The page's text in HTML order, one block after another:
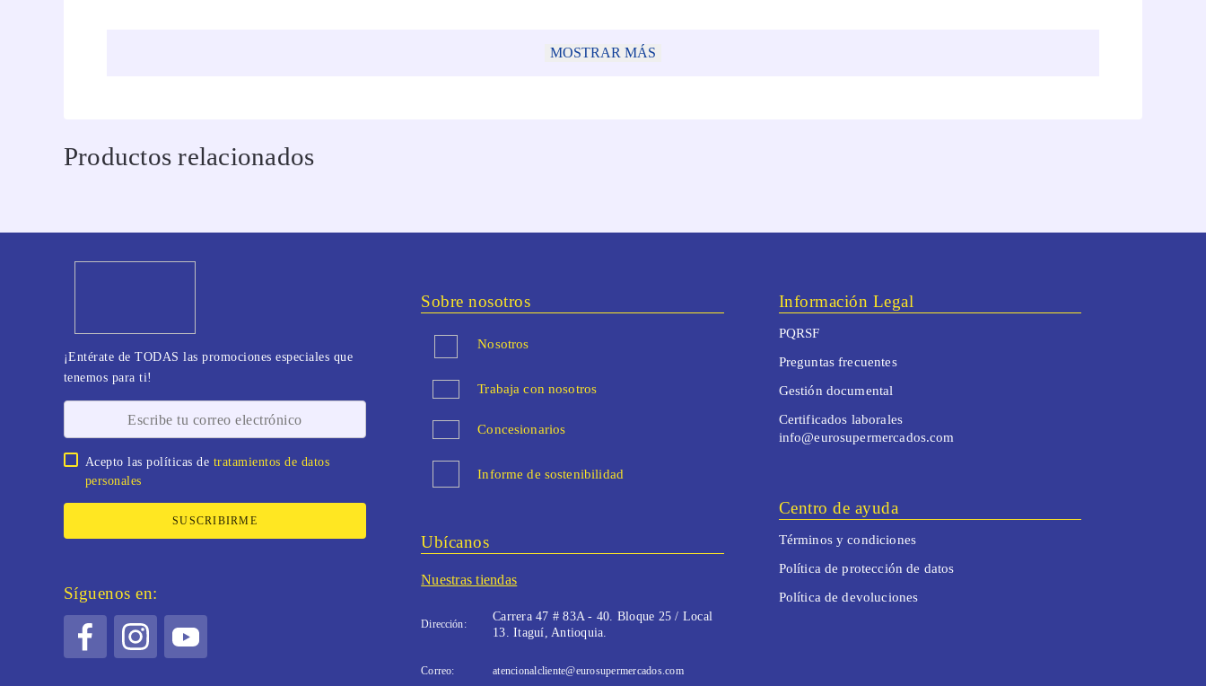
MOSTRAR MÁS
Productos relacionados
¡Entérate de TODAS las promociones especiales que
tenemos para ti!
Acepto las políticas de tratamientos de datos
personales
SUSCRIBIRME
Síguenos en:
Sobre nosotros
Nosotros
Trabaja con nosotros
Concesionarios
Informe de sostenibilidad
Ubícanos
Nuestras tiendas
Dirección:
Carrera 47 # 83A - 40. Bloque 25 / Local
13. Itaguí, Antioquia.
Correo: atencionalcliente@eurosupermercados.com
Información Legal
PQRSF
Preguntas frecuentes
Gestión documental
Certificados laborales
info@eurosupermercados.com
Centro de ayuda
Términos y condiciones
Política de protección de datos
Política de devoluciones